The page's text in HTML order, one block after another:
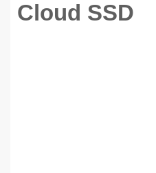
Cloud SSD